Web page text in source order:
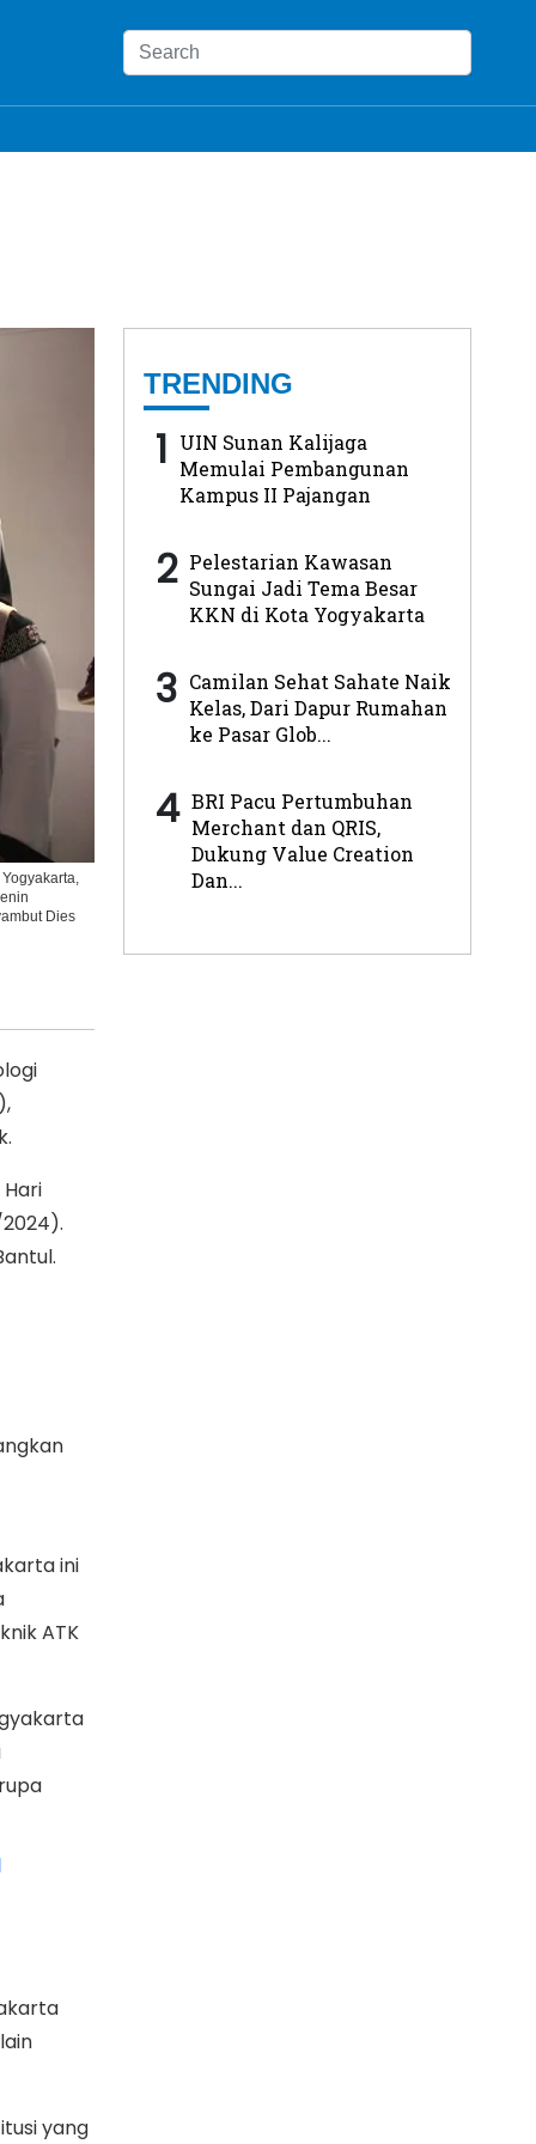
Dies
ini
ATK
yang
TRENDING
1 UIN Sunan Kalijaga
Memulai Pembangunan
Kampus II Pajangan
2 Pelestarian Kawasan
Sungai Jadi Tema Besar
KKN di Kota Yogyakarta
3 Camilan Sehat Sahate Naik
Kelas, Dari Dapur Rumahan
ke Pasar Glob...
4 BRI Pacu Pertumbuhan
Merchant dan QRIS,
Dukung Value Creation
Dan...